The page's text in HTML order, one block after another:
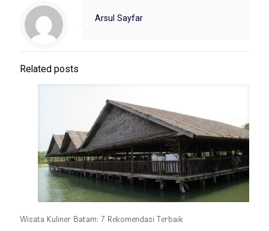
Arsul Sayfar
Related posts
Wisata Kuliner Batam: 7 Rekomendasi Terbaik